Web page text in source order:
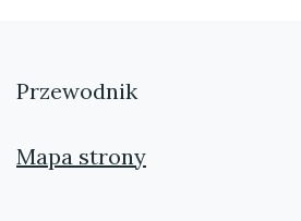
Przewodnik
Mapa strony